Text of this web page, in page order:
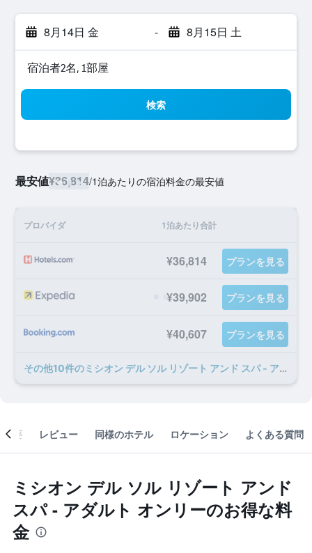
8月14日 金 - 8月15日 土
宿泊者2名, 1​部屋
検索
最安値¥36,814/1泊あたりの宿泊料金の最安値
プロバイダ 1泊あたり合計
¥36,814 プランを見る
¥39,902 プランを見る
¥40,607 プランを見る
​その他10​件のミシオン デル ソル リゾート アンド スパ - アダルト オンリーのオファー
概要 レビュー 同様のホテル ロケーション よくある質問
ミシオン デル ソル リゾート アンド
スパ - アダルト オンリーのお得な料
金